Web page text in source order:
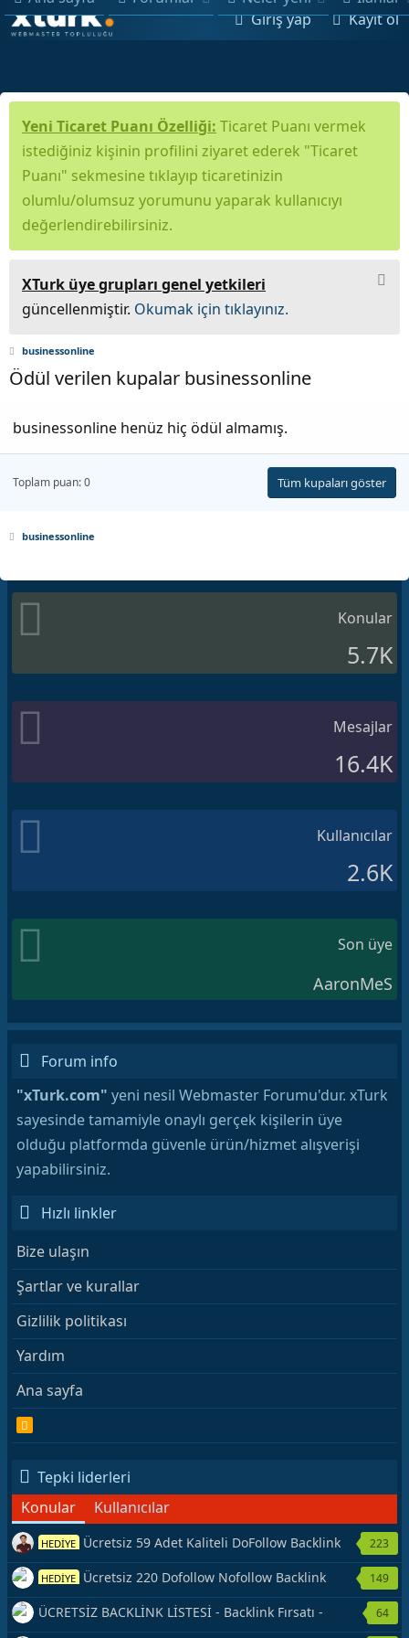
Giriş yap Kayıt ol
Yeni Ticaret Puanı Özelliği: Ticaret Puanı vermek
istediğiniz kişinin profilini ziyaret ederek "Ticaret
Puanı" sekmesine tıklayıp ticaretinizin
olumlu/olumsuz yorumunu yaparak kullanıcıyı
değerlendirebilirsiniz.
XTurk üye grupları genel yetkileri
güncellenmiştir. Okumak için tıklayınız.
businessonline
Ödül verilen kupalar businessonline
businessonline henüz hiç ödül almamış.
Toplam puan: 0 Tüm kupaları göster
businessonline
Konular
5.7K
Mesajlar
16.4K
Kullanıcılar
2.6K
Son üye
AaronMeS
Forum info
"xTurk.com" yeni nesil Webmaster Forumu'dur. xTurk
sayesinde tamamiyle onaylı gerçek kişilerin üye
olduğu platformda güvenle ürün/hizmet alışverişi
yapabilirsiniz.
Hızlı linkler
Bize ulaşın
Şartlar ve kurallar
Gizlilik politikası
Yardım
Ana sayfa
R
S
Tepki liderleri
Konular
Kullanıcılar
HEDİYE Ücretsiz 59 Adet Kaliteli DoFollow Backlink
Kaynağı Veriyorum.
223
HEDİYE Ücretsiz 220 Dofollow Nofollow Backlink
Veriyorum
149
ÜCRETSİZ BACKLİNK LİSTESİ - Backlink Fırsatı -
Hemen Yetiş!
64